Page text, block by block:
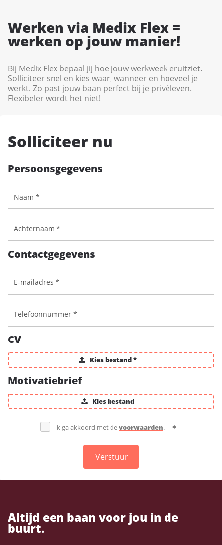
Werken via Medix Flex =
werken op jouw manier!
Bij Medix Flex bepaal jij hoe jouw werkweek eruitziet.
Solliciteer snel en kies waar, wanneer en hoeveel je
werkt. Zo past jouw baan perfect bij je privéleven.
Flexibeler wordt het niet!
Solliciteer nu
Persoonsgegevens
Contactgegevens
CV
Kies bestand *
Motivatiebrief
Kies bestand
Ik ga akkoord met devoorwaarden.
Verstuur
Altijd een baan voor jou in de
buurt.